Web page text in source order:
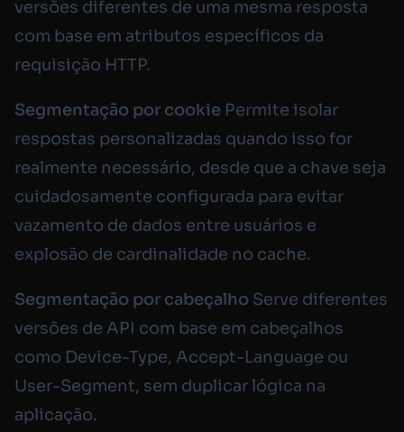
versões diferentes de uma mesma resposta
com base em atributos específicos da
requisição HTTP.
Segmentação por cookie Permite isolar
respostas personalizadas quando isso for
realmente necessário, desde que a chave seja
cuidadosamente configurada para evitar
vazamento de dados entre usuários e
explosão de cardinalidade no cache.
Segmentação por cabeçalho Serve diferentes
versões de API com base em cabeçalhos
como Device-Type, Accept-Language ou
User-Segment, sem duplicar lógica na
aplicação.